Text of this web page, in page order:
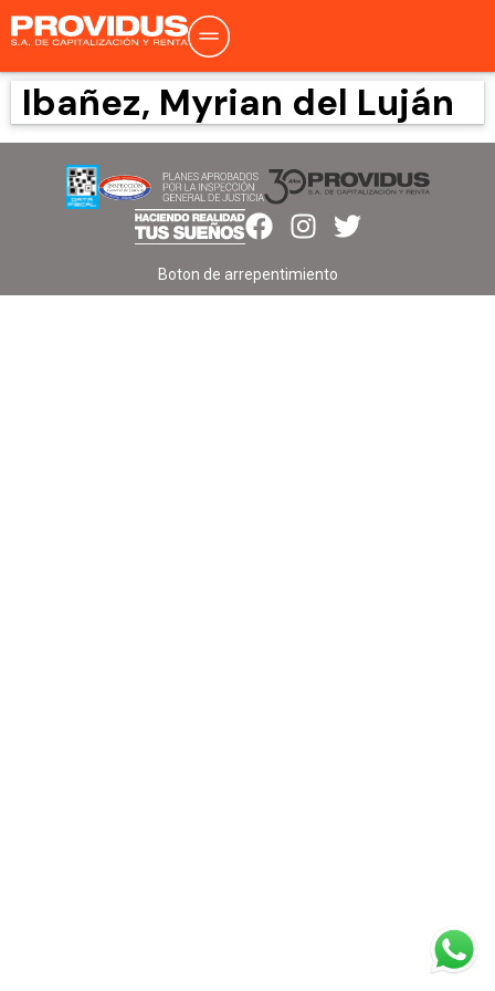
Ibañez, Myrian del Luján
Boton de arrepentimiento